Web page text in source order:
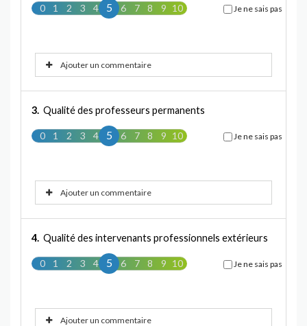
5
0 1 2 3 4 5 6 7 8 9 10 Je ne sais pas
Ajouter un commentaire
3. Qualité des professeurs permanents
5
0 1 2 3 4 5 6 7 8 9 10 Je ne sais pas
Ajouter un commentaire
4. Qualité des intervenants professionnels extérieurs
5
0 1 2 3 4 5 6 7 8 9 10 Je ne sais pas
Ajouter un commentaire